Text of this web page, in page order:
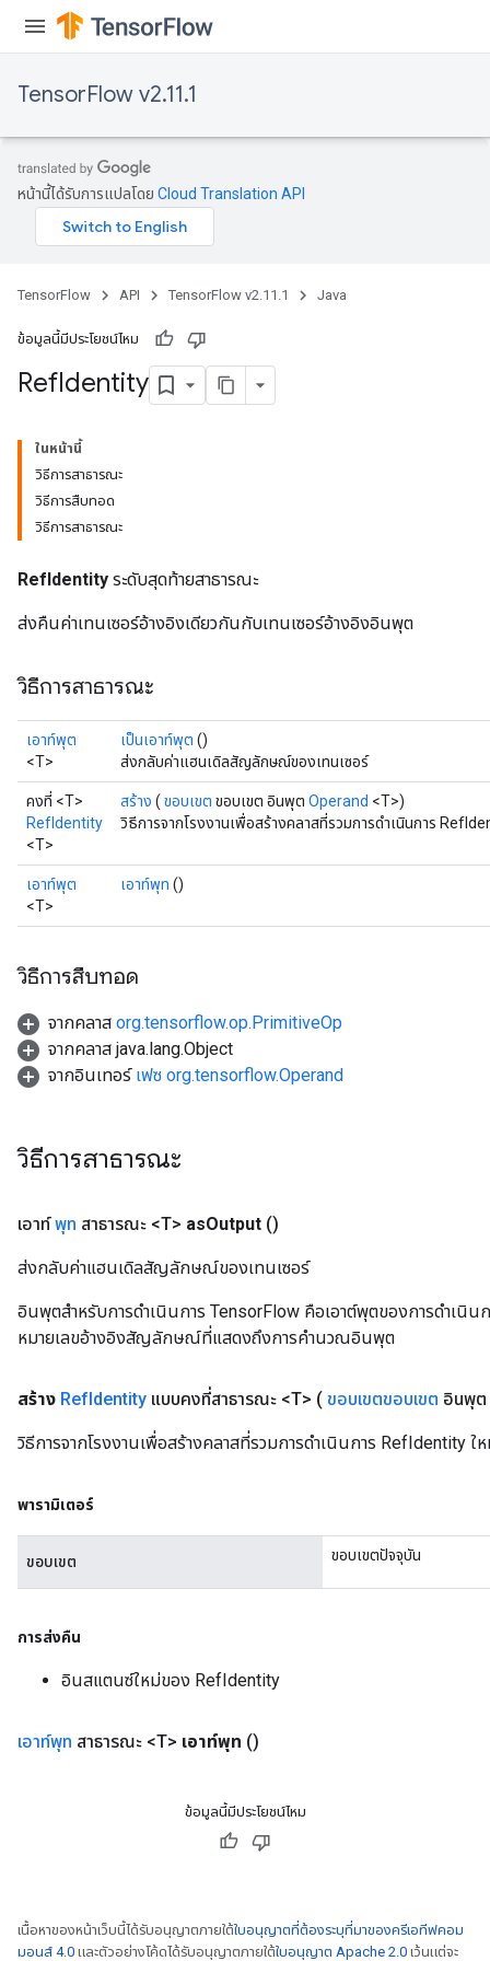
TensorFlow v2.11.1
หน้านี้ได้รับการแปลโดย Cloud Translation API
TensorFlow API TensorFlow v2.11.1 Java
ข้อมูลนี้มีประโยชน์ไหม
RefIdentity
ในหน้านี้
วิธีการสาธารณะ
วิธีการสืบทอด
วิธีการสาธารณะ
RefIdentity ระดับสุดท้ายสาธารณะ
ส่งคืนค่าเทนเซอร์อ้างอิงเดียวกันกับเทนเซอร์อ้างอิงอินพุต
วิธีการสาธารณะ
เอาท์พุต
<T>
เป็นเอาท์พุต ()
ส่งกลับค่าแฮนเดิลสัญลักษณ์ของเทนเซอร์
คงที่ <T>
RefIdentity
<T>
สร้าง ( ขอบเขต ขอบเขต อินพุต Operand <T>)
วิธีการจากโรงงานเพื่อสร้างคลาสที่รวมการดำเนินการ
เอาท์พุต
<T>
เอาท์พุท ()
วิธีการสืบทอด
จากคลาส org.tensorflow.op.PrimitiveOp
จากคลาส java.lang.Object
จากอินเทอร์ เฟซ org.tensorflow.Operand
วิธีการสาธารณะ
เอาท์พุท สาธารณะ <T> asOutput ()
ส่งกลับค่าแฮนเดิลสัญลักษณ์ของเทนเซอร์
อินพุตสำหรับการดำเนินการ TensorFlow คือเอาต์พุตของการดำเนิน
หมายเลขอ้างอิงสัญลักษณ์ที่แสดงถึงการคำนวณอินพุต
สร้าง RefIdentity แบบคงที่สาธารณะ <T> ( ขอบเขตขอบเขต อินพุต
วิธีการจากโรงงานเพื่อสร้างคลาสที่รวมการดำเนินการ RefIdentity ใ
พารามิเตอร์
ขอบเขต ขอบเขตปัจจุบัน
การส่งคืน
อินสแตนซ์ใหม่ของ RefIdentity
เอาท์พุท สาธารณะ <T> เอาท์พุท ()
ข้อมูลนี้มีประโยชน์ไหม
เนื้อหาของหน้าเว็บนี้ได้รับอนุญาตภายใต้ใบอนุญาตที่ต้องระบุที่มาของครีเอทีฟคอม
มอนส์ 4.0 และตัวอย่างโค้ดได้รับอนุญาตภายใต้ใบอนุญาต Apache 2.0 เว้นแต่จะ